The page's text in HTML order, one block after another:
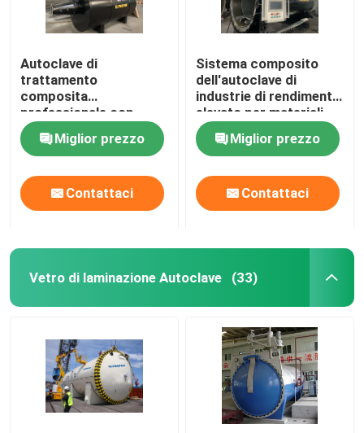
Autoclave di
trattamento
composita
professionale con
ingegneria della classe
del mondo e
progettazione di
sistema unica
Miglior prezzo
Contattaci
Sistema composito
dell'autoclave di
industrie di rendimento
elevato per materiali
aerospaziali/militari
Miglior prezzo
Contattaci
Vetro di laminazione Autoclave (33)